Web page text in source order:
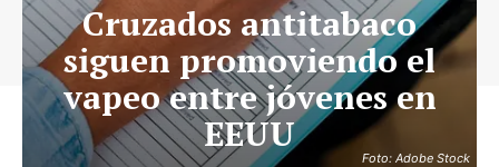
Foto: Adobe Stock
Cruzados antitabaco
siguen promoviendo el
vapeo entre jóvenes en
EEUU